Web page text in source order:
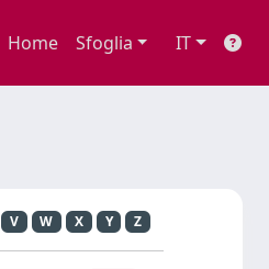
Home Sfoglia IT
V W X Y Z